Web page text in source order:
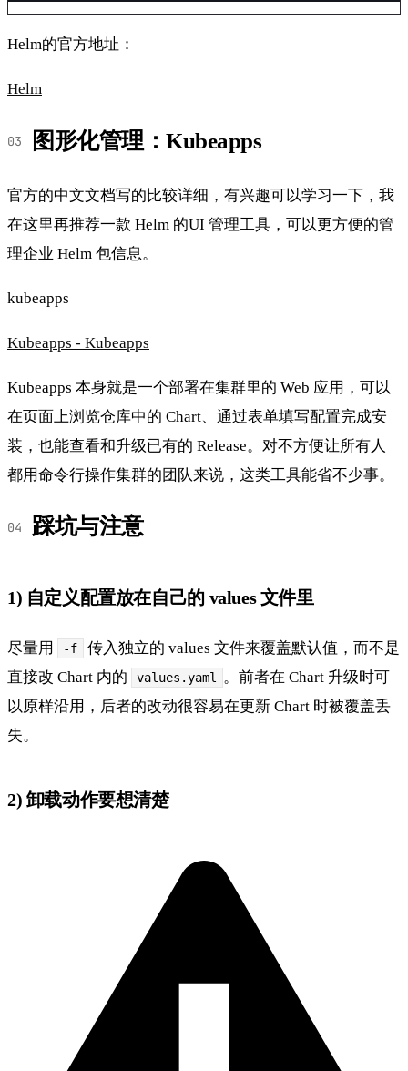
Helm的官方地址：
Helm
图形化管理：Kubeapps
官方的中文文档写的比较详细，有兴趣可以学习一下，我
在这里再推荐一款 Helm 的UI 管理工具，可以更方便的管
理企业 Helm 包信息。
kubeapps
Kubeapps - Kubeapps
Kubeapps 本身就是一个部署在集群里的 Web 应用，可以
在页面上浏览仓库中的 Chart、通过表单填写配置完成安
装，也能查看和升级已有的 Release。对不方便让所有人
都用命令行操作集群的团队来说，这类工具能省不少事。
踩坑与注意
1) 自定义配置放在自己的 values 文件里
尽量用 -f
传入独立的 values 文件来覆盖默认值，而不是
直接改 Chart 内的
values.yaml
。前者在 Chart 升级时可
以原样沿用，后者的改动很容易在更新 Chart 时被覆盖丢
失。
2) 卸载动作要想清楚